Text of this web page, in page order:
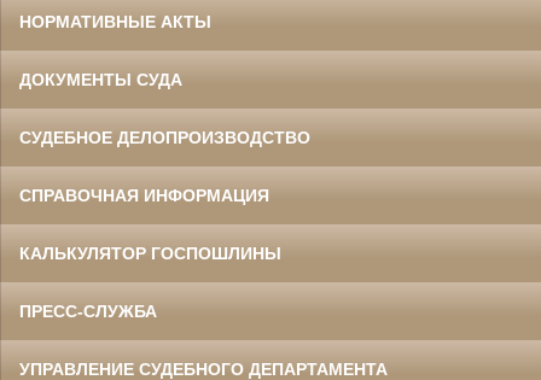
НОРМАТИВНЫЕ АКТЫ
ДОКУМЕНТЫ СУДА
СУДЕБНОЕ ДЕЛОПРОИЗВОДСТВО
СПРАВОЧНАЯ ИНФОРМАЦИЯ
КАЛЬКУЛЯТОР ГОСПОШЛИНЫ
ПРЕСС-СЛУЖБА
УПРАВЛЕНИЕ СУДЕБНОГО ДЕПАРТАМЕНТА